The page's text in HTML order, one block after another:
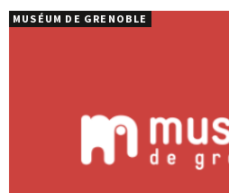
MUSÉUM DE GRENOBLE